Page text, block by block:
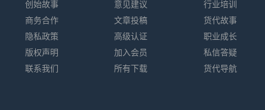
创始故事
商务合作
隐私政策
版权声明
联系我们
意见建议
文章投稿
高级认证
加入会员
所有下载
行业培训
货代故事
职业成长
私信答疑
货代导航